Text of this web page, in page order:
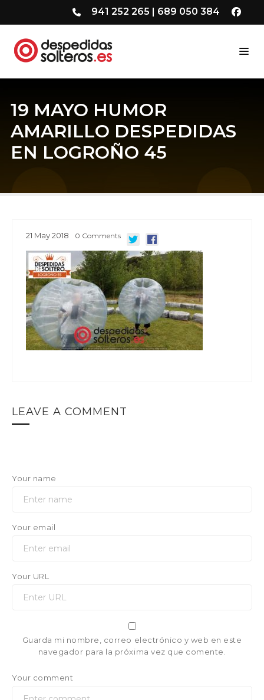
941 252 265 | 689 050 384
19 MAYO HUMOR
AMARILLO DESPEDIDAS
EN LOGROÑO 45
21 May2018 0 Comments
LEAVE A COMMENT
Your name
Your email
Your URL
Guarda mi nombre, correo electrónico y web en este
navegador para la próxima vez que comente.
Your comment